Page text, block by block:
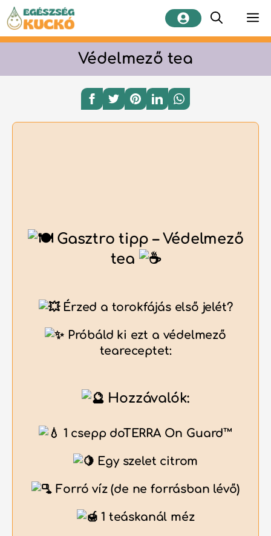
Kilépés
tartalomba
Védelmező tea
Gasztro tipp – Védelmező
tea
Érzed a torokfájás első jelét?
Próbáld ki ezt a védelmező
teareceptet:
Hozzávalók:
1 csepp doTERRA On Guard™
Egy szelet citrom
Forró víz (de ne forrásban lévő)
1 teáskanál méz